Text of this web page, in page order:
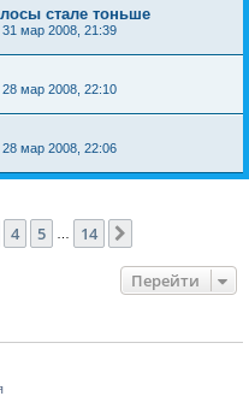
стале тоньше
31 мар 2008, 21:39
28 мар 2008, 22:10
28 мар 2008, 22:06
из 14
4 5 14
Перейти